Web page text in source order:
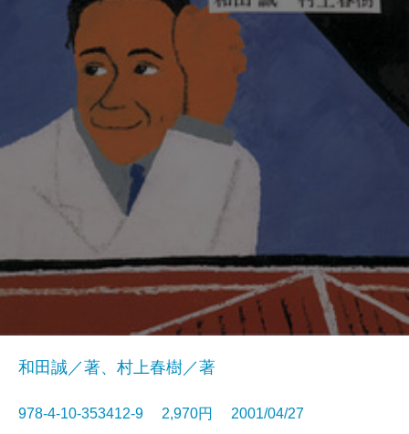
和田誠／著、村上春樹／著
978-4-10-353412-9 2,970円 2001/04/27